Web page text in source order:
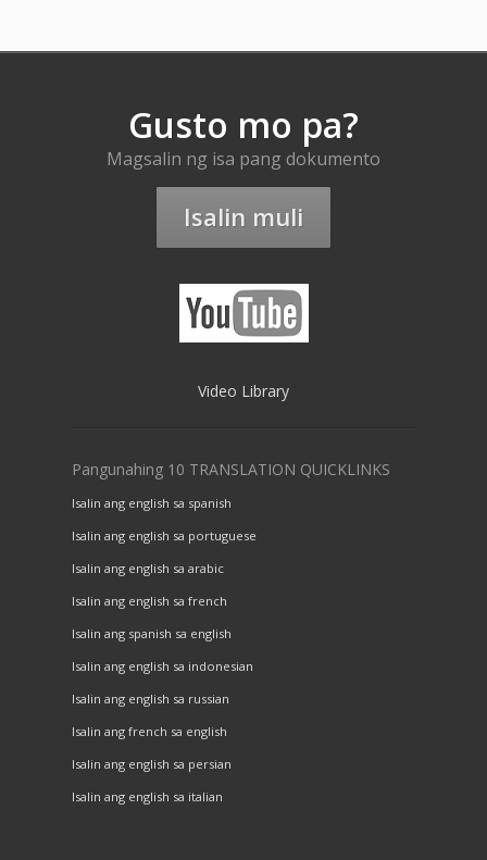
Gusto mo pa?
Magsalin ng isa pang dokumento
Isalin muli
Video Library
Pangunahing 10 TRANSLATION QUICKLINKS
Isalin ang english sa spanish
Isalin ang english sa portuguese
Isalin ang english sa arabic
Isalin ang english sa french
Isalin ang spanish sa english
Isalin ang english sa indonesian
Isalin ang english sa russian
Isalin ang french sa english
Isalin ang english sa persian
Isalin ang english sa italian